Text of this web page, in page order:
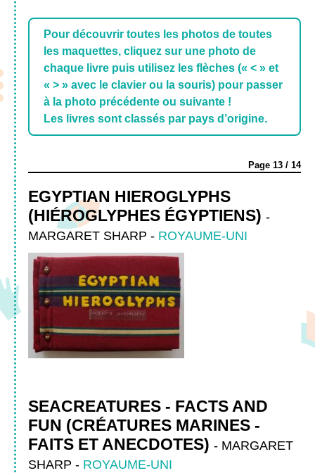
Pour découvrir toutes les photos de toutes
les maquettes, cliquez sur une photo de
chaque livre puis utilisez les flèches (« < » et
« > » avec le clavier ou la souris) pour passer
à la photo précédente ou suivante !
Les livres sont classés par pays d’origine.
Page 13 / 14
EGYPTIAN HIEROGLYPHS
(HIÉROGLYPHES ÉGYPTIENS) -
MARGARET SHARP - ROYAUME-UNI
SEACREATURES - FACTS AND
FUN (CRÉATURES MARINES -
FAITS ET ANECDOTES) - MARGARET
SHARP - ROYAUME-UNI